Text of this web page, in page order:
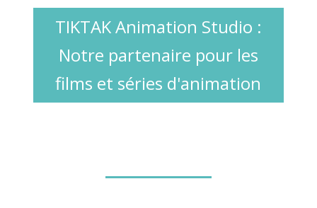
TIKTAK Animation Studio :
Notre partenaire pour les
films et séries d'animation